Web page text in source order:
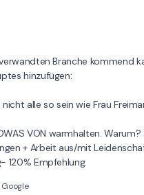
Branche kommend
hinzufügen:
alle so sein wie Frau
VON warmhalten. Warum?
+ Arbeit aus/mit
120% Empfehlung.
Google